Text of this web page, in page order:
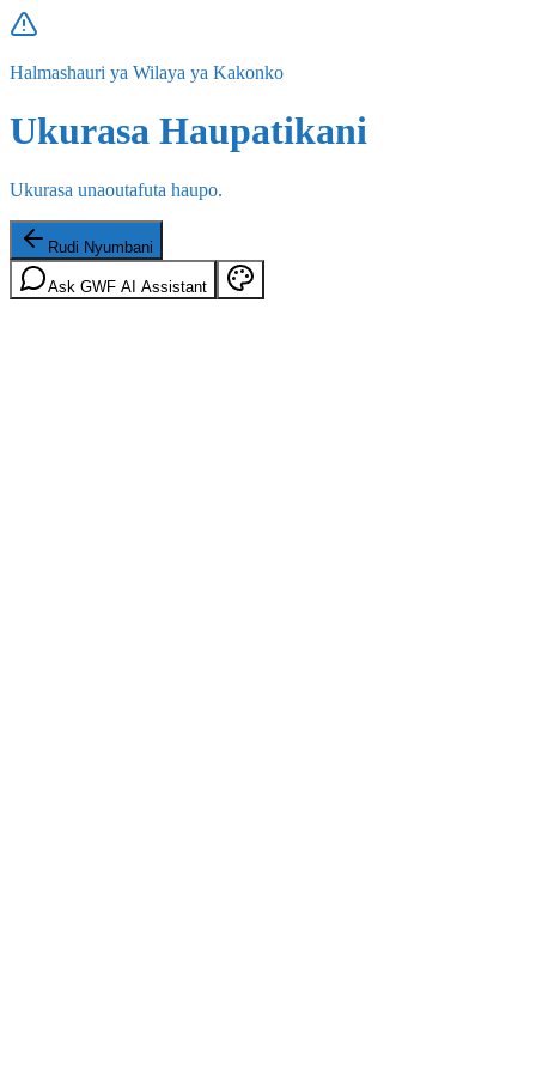
Halmashauri ya Wilaya ya Kakonko
Ukurasa Haupatikani
Ukurasa unaoutafuta haupo.
Rudi Nyumbani
Ask GWF AI Assistant